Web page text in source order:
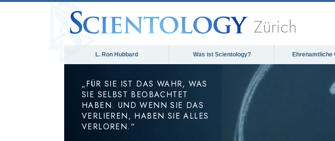
Zürich
L. Ron Hubbard Was ist Scientology? Ehrenamtliche
„FÜR SIE IST DAS WAHR, WAS
SIE SELBST BEOBACHTET
HABEN. UND WENN SIE DAS
VERLIEREN, HABEN SIE ALLES
VERLOREN.“